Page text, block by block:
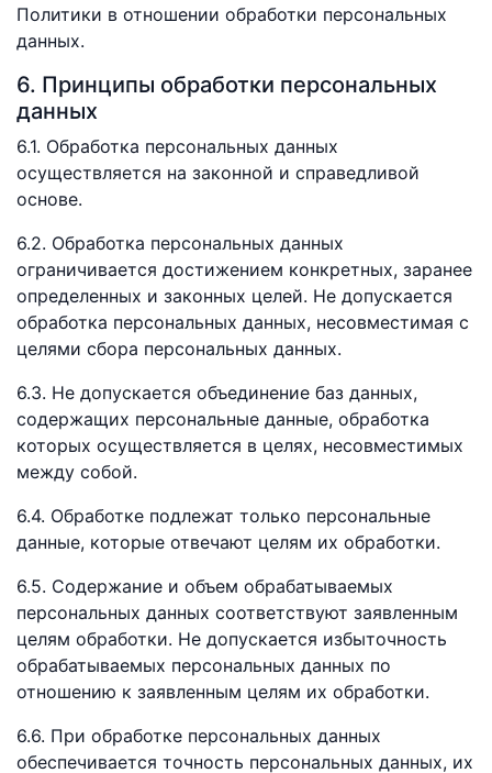
Политики в отношении обработки персональных
данных.
6. Принципы обработки персональных
данных
6.1. Обработка персональных данных
осуществляется на законной и справедливой
основе.
6.2. Обработка персональных данных
ограничивается достижением конкретных, заранее
определенных и законных целей. Не допускается
обработка персональных данных, несовместимая с
целями сбора персональных данных.
6.3. Не допускается объединение баз данных,
содержащих персональные данные, обработка
которых осуществляется в целях, несовместимых
между собой.
6.4. Обработке подлежат только персональные
данные, которые отвечают целям их обработки.
6.5. Содержание и объем обрабатываемых
персональных данных соответствуют заявленным
целям обработки. Не допускается избыточность
обрабатываемых персональных данных по
отношению к заявленным целям их обработки.
6.6. При обработке персональных данных
обеспечивается точность персональных данных, их